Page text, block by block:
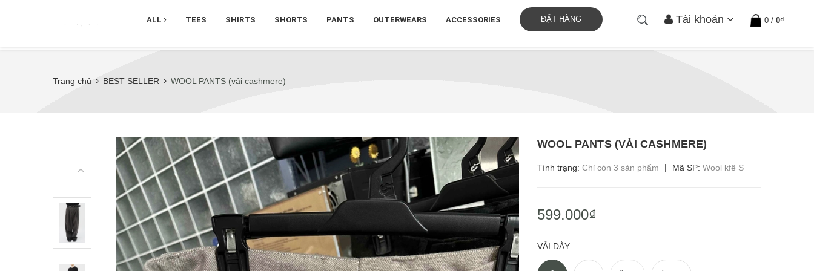
ĐẶT HÀNG Tài khoản 0 / 0₫
ALL TEES SHIRTS SHORTS PANTS OUTERWEARS ACCESSORIES
Trang chủ BEST SELLER WOOL PANTS (vải cashmere)
WOOL PANTS (VẢI CASHMERE)
Tình trạng: Chỉ còn 3 sản phẩm | Mã SP: Wool kfê S
599.000₫
VẢI DÀY